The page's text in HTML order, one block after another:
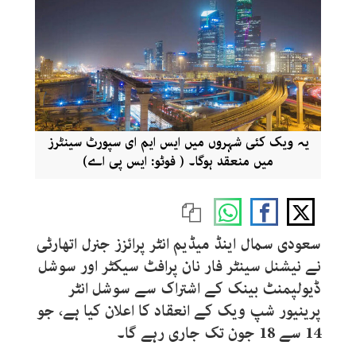
یہ ویک کئی شہروں میں ایس ایم ای سپورٹ سینٹرز
میں منعقد ہوگا۔ ( فوٹو: ایس پی اے)
سعودی سمال اینڈ میڈیم انٹر پرائزز جنرل اتھارٹی
نے نیشنل سینٹر فار نان پرافٹ سیکٹر اور سوشل
ڈیولپمنٹ بینک کے اشتراک سے سوشل انٹر
پرینیور شپ ویک کے انعقاد کا اعلان کیا ہے، جو
14 سے 18 جون تک جاری رہے گا۔